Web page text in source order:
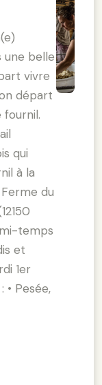
une belle
vivre
départ
qui
à la
du
temps
et
1er
• Pesée,